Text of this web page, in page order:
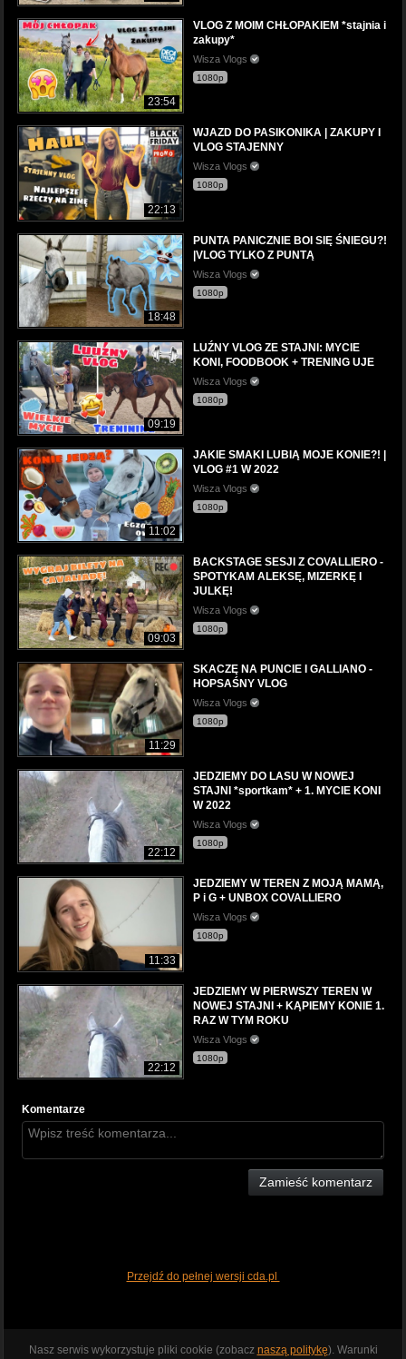
23:54
VLOG Z MOIM CHŁOPAKIEM *stajnia i
zakupy*
Wisza Vlogs
1080p
22:13
WJAZD DO PASIKONIKA | ZAKUPY I
VLOG STAJENNY
Wisza Vlogs
1080p
18:48
PUNTA PANICZNIE BOI SIĘ ŚNIEGU?!
|VLOG TYLKO Z PUNTĄ
Wisza Vlogs
1080p
09:19
LUŹNY VLOG ZE STAJNI: MYCIE
KONI, FOODBOOK + TRENING UJE
Wisza Vlogs
1080p
11:02
JAKIE SMAKI LUBIĄ MOJE KONIE?! |
VLOG #1 W 2022
Wisza Vlogs
1080p
09:03
BACKSTAGE SESJI Z COVALLIERO -
SPOTYKAM ALEKSĘ, MIZERKĘ I
JULKĘ!
Wisza Vlogs
1080p
11:29
SKACZĘ NA PUNCIE I GALLIANO -
HOPSAŚNY VLOG
Wisza Vlogs
1080p
22:12
JEDZIEMY DO LASU W NOWEJ
STAJNI *sportkam* + 1. MYCIE KONI
W 2022
Wisza Vlogs
1080p
11:33
JEDZIEMY W TEREN Z MOJĄ MAMĄ,
P i G + UNBOX COVALLIERO
Wisza Vlogs
1080p
22:12
JEDZIEMY W PIERWSZY TEREN W
NOWEJ STAJNI + KĄPIEMY KONIE 1.
RAZ W TYM ROKU
Wisza Vlogs
1080p
Komentarze
Zamieść komentarz
Przejdź do pełnej wersji cda.pl
Nasz serwis wykorzystuje pliki cookie (zobacz naszą politykę). Warunki